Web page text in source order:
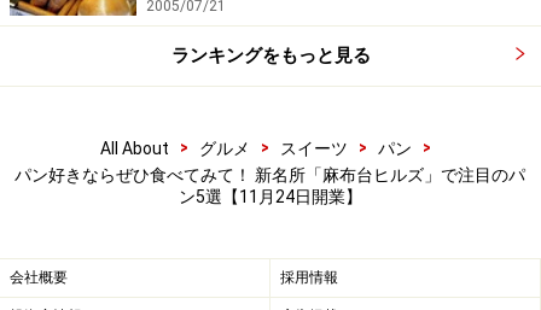
「ル・サロン・プリべ」で料理を担当するのは笹川幸治
は成田さんです。
世界を視野に入れているからこそ、日本でしかつくれな
「お菓子もパンもショコラもみんな科学です」という成
2005/07/21
ランキングをもっと見る
All About > グルメ > スイーツ > パン
>
パン好きならぜひ食べてみて！ 新名所「麻布台ヒルズ」で注目のパ
ン5選【11月24日開業】
会社概要 採用情報